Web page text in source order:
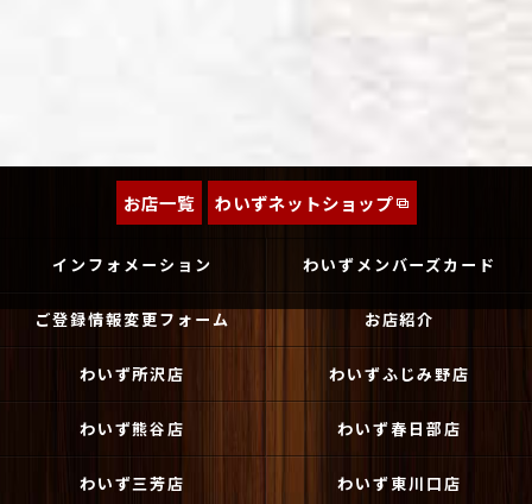
お店一覧 わいずネットショップ
インフォメーション わいずメンバーズカード
ご登録情報変更フォーム お店紹介
わいず所沢店 わいずふじみ野店
わいず熊谷店 わいず春日部店
わいず三芳店 わいず東川口店